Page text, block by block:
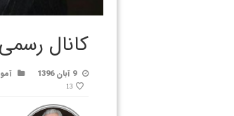
کانال
9 آبان 1396
13